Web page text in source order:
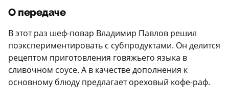
О передаче
В этот раз шеф-повар Владимир Павлов решил
поэкспериментировать с субпродуктами. Он делится
рецептом приготовления говяжьего языка в
сливочном соусе. А в качестве дополнения к
основному блюду предлагает ореховый кофе-раф.